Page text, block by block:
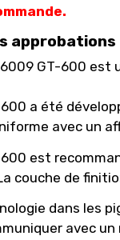
approbations
GT-600
a été
avec un
est
couche de
dans les
avec